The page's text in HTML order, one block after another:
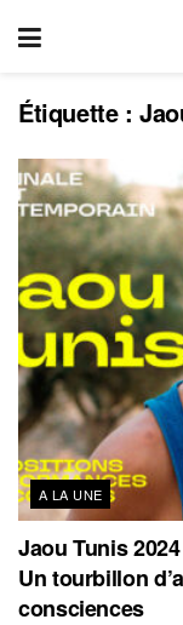
Étiquette :
A LA UNE
Jaou Tunis 2024
Un tourbillon
consciences